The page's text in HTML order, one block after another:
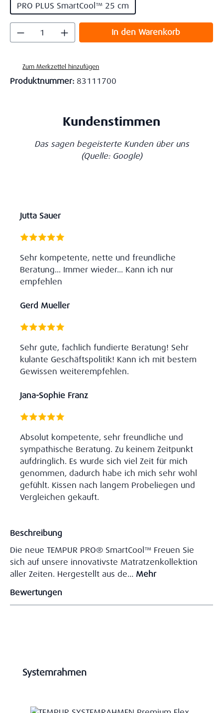
PRO PLUS SmartCool™ 25 cm
Produkt Anzahl: Gib den gewünschten
In den Warenkorb
Zum Merkzettel hinzufügen
Produktnummer: 83111700
Kundenstimmen
Das sagen begeisterte Kunden über uns
(Quelle: Google)
Jutta Sauer
Sehr kompetente, nette und freundliche
Beratung... Immer wieder... Kann ich nur
empfehlen
Gerd Mueller
Sehr gute, fachlich fundierte Beratung! Sehr
kulante Geschäftspolitik! Kann ich mit bestem
Gewissen weiterempfehlen.
Jana-Sophie Franz
Absolut kompetente, sehr freundliche und
sympathische Beratung. Zu keinem Zeitpunkt
aufdringlich. Es wurde sich viel Zeit für mich
genommen, dadurch habe ich mich sehr wohl
gefühlt. Kissen nach langem Probeliegen und
Vergleichen gekauft.
Beschreibung
Die neue TEMPUR PRO® SmartCool™ Freuen Sie
sich auf unsere innovativste Matratzenkollektion
aller Zeiten. Hergestellt aus de… Mehr
Bewertungen
Produktgalerie überspringen
Systemrahmen